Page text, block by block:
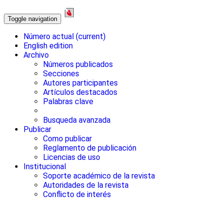
Toggle navigation
Número actual (current)
English edition
Archivo
Números publicados
Secciones
Autores participantes
Artículos destacados
Palabras clave
Busqueda avanzada
Publicar
Como publicar
Reglamento de publicación
Licencias de uso
Institucional
Soporte académico de la revista
Autoridades de la revista
Conflicto de interés